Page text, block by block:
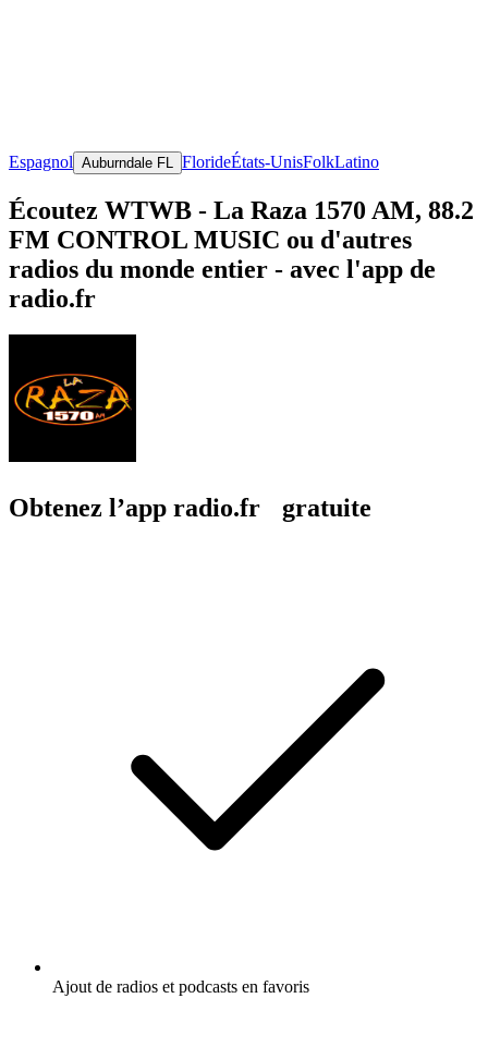
Espagnol Auburndale FL FlorideÉtats-UnisFolkLatino
Écoutez WTWB - La Raza 1570 AM, 88.2
FM CONTROL MUSIC ou d'autres
radios du monde entier - avec l'app de
radio.fr
Obtenez l’app radio.fr gratuite
Ajout de radios et podcasts en favoris